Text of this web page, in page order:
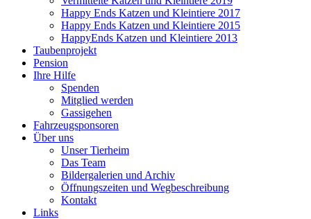
Happy Ends Katzen und Kleintiere 2017
Happy Ends Katzen und Kleintiere 2015
HappyEnds Katzen und Kleintiere 2013
Taubenprojekt
Pension
Ihre Hilfe
Spenden
Mitglied werden
Gassigehen
Fahrzeugsponsoren
Über uns
Unser Tierheim
Das Team
Bildergalerien und Archiv
Öffnungszeiten und Wegbeschreibung
Kontakt
Links